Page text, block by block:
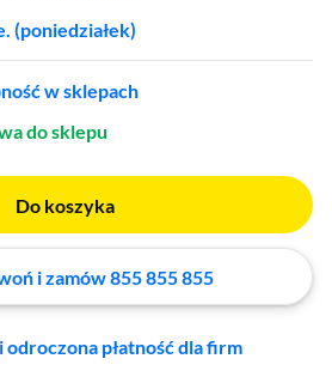
(poniedziałek)
w sklepach
do sklepu
Do koszyka
i zamów 855 855 855
odroczona płatność dla firm